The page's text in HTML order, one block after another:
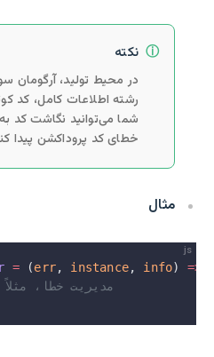
نکته
در محیط تولید، آرگومان
رشته اطلاعات کامل، کد
شما می‌توانید نگاشت کد
خطای کد پروداکشن پیدا
مثال
js
= (err, instance, info) =>
// مدیریت خطا،